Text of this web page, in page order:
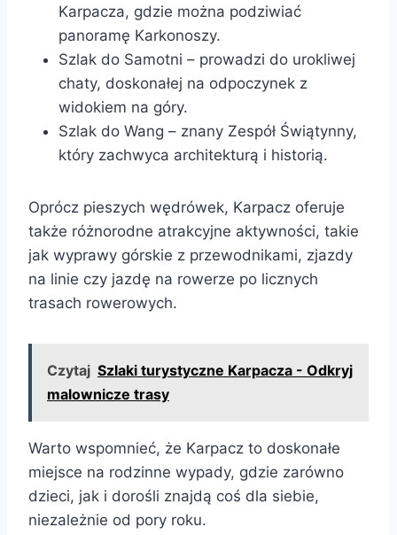
Karpacza, gdzie można podziwiać
panoramę Karkonoszy.
Szlak do Samotni – prowadzi do urokliwej
chaty, doskonałej na odpoczynek z
widokiem na góry.
Szlak do Wang – znany Zespół Świątynny,
który zachwyca architekturą i historią.
Oprócz pieszych wędrówek, Karpacz oferuje
także różnorodne atrakcyjne aktywności, takie
jak wyprawy górskie z przewodnikami, zjazdy
na linie czy jazdę na rowerze po licznych
trasach rowerowych.
Czytaj Szlaki turystyczne Karpacza - Odkryj
malownicze trasy
Warto wspomnieć, że Karpacz to doskonałe
miejsce na rodzinne wypady, gdzie zarówno
dzieci, jak i dorośli znajdą coś dla siebie,
niezależnie od pory roku.